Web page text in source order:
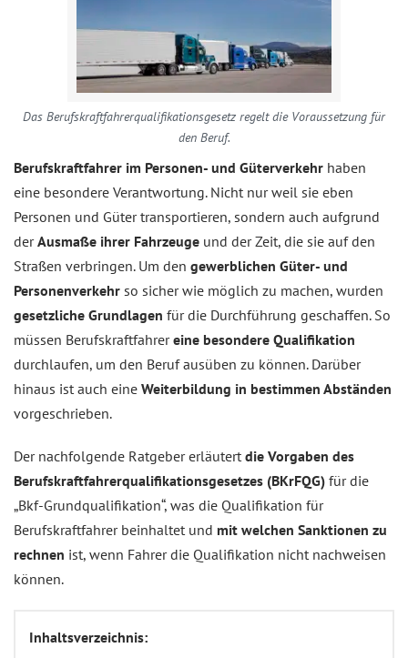
Das Berufskraftfahrerqualifikationsgesetz regelt die Voraussetzung für
den Beruf.
Berufskraftfahrer im Personen- und Güterverkehr haben
eine besondere Verantwortung. Nicht nur weil sie eben
Personen und Güter transportieren, sondern auch aufgrund
derAusmaße ihrer Fahrzeuge und der Zeit, die sie auf den
Straßen verbringen. Um den gewerblichen Güter- und
Personenverkehr so sicher wie möglich zu machen, wurden
gesetzliche Grundlagen für die Durchführung geschaffen. So
müssen Berufskraftfahrereine besondere Qualifikation
durchlaufen, um den Beruf ausüben zu können. Darüber
hinaus ist auch eine Weiterbildung in bestimmen Abständen
vorgeschrieben.
Der nachfolgende Ratgeber erläutert die Vorgaben des
Berufskraftfahrerqualifikationsgesetzes (BKrFQG) für die
„Bkf-Grundqualifikation“, was die Qualifikation für
Berufskraftfahrer beinhaltet und mit welchen Sanktionen zu
rechnen ist, wenn Fahrer die Qualifikation nicht nachweisen
können.
Inhaltsverzeichnis: